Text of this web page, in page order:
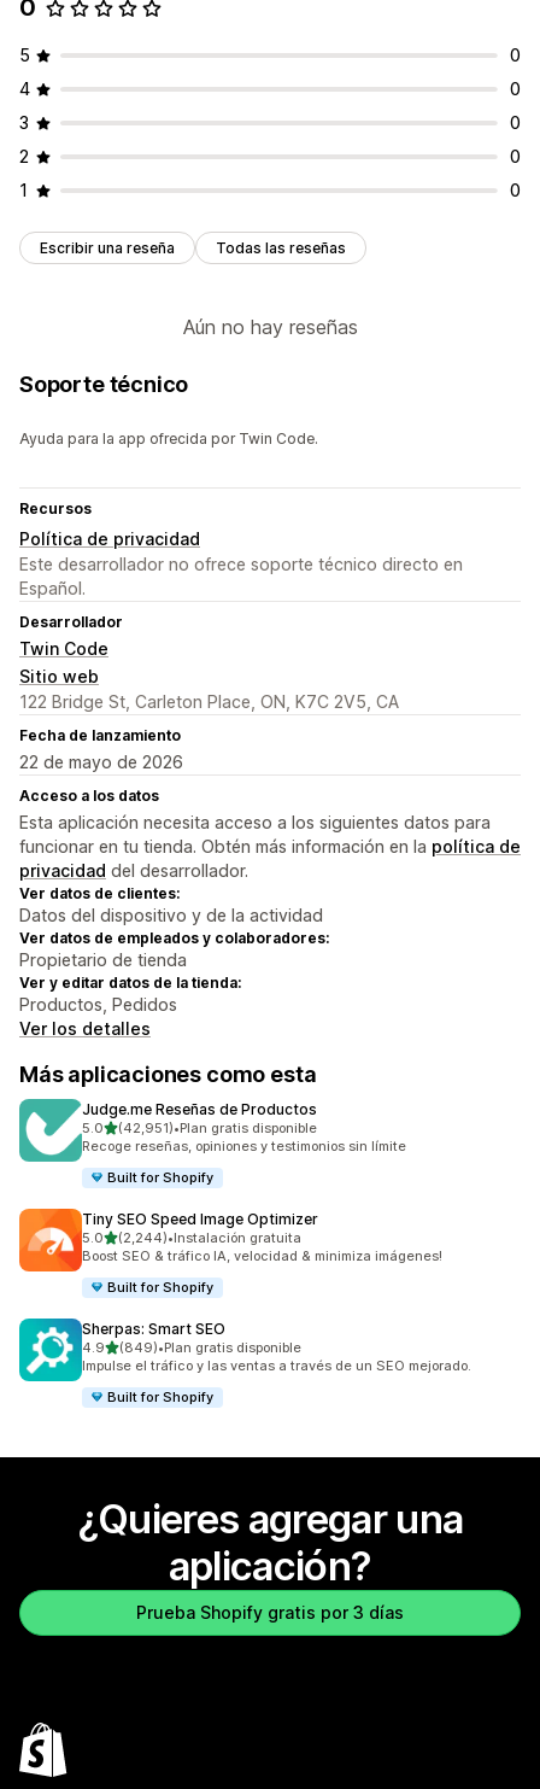
0
5
0
4
0
3
0
2
0
1
0
Escribir una reseña Todas las reseñas
Aún no hay reseñas
Soporte técnico
Ayuda para la app ofrecida por Twin Code.
Recursos
Política de privacidad
Este desarrollador no ofrece soporte técnico directo en
Español.
Desarrollador
Twin Code
Sitio web
122 Bridge St, Carleton Place, ON, K7C 2V5, CA
Fecha de lanzamiento
22 de mayo de 2026
Acceso a los datos
Esta aplicación necesita acceso a los siguientes datos para
funcionar en tu tienda. Obtén más información en la política de
privacidad del desarrollador.
Ver datos de clientes:
Datos del dispositivo y de la actividad
Ver datos de empleados y colaboradores:
Propietario de tienda
Ver y editar datos de la tienda:
Productos, Pedidos
Ver los detalles
Más aplicaciones como esta
Judge.me Reseñas de Productos
5.0de 5 estrellas
(42,951)
42951 reseñas en total
•Plan gratis disponible
Recoge reseñas, opiniones y testimonios sin límite
Built for Shopify
Tiny SEO Speed Image Optimizer
5.0de 5 estrellas
(2,244)
2244 reseñas en total
•Instalación gratuita
Boost SEO & tráfico IA, velocidad & minimiza imágenes!
Built for Shopify
Sherpas: Smart SEO
4.9de 5 estrellas
(849)
849 reseñas en total
•Plan gratis disponible
Impulse el tráfico y las ventas a través de un SEO mejorado.
Built for Shopify
¿Quieres agregar una
aplicación?
Prueba Shopify gratis por 3 días